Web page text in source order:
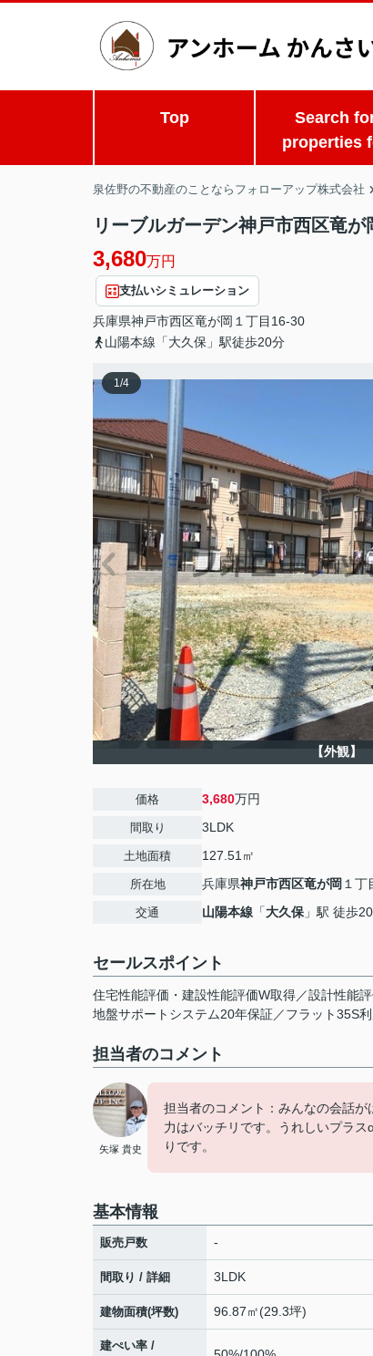
Top
Search
properties
泉佐野の不動産のことならフォローアップ株式会社
リーブルガーデン神戸市西区竜が
3,680万円
支払いシミュレーション
兵庫県神戸市西区竜が岡 １丁目16-30
山陽本線「大久保」駅徒歩20分
1/4
【外観】
価格 3,680万円
間取り 3LDK
土地面積 127.51㎡
所在地 兵庫県神戸市西区竜が岡 １丁
交通 山陽本線 「大久保 」駅 徒歩
セールスポイント
住宅性能評価・建設性能評価W取得／設計性能
地盤サポートシステム20年保証／フラット35S
担当者のコメント
矢塚 貴史
担当者のコメント：みんなの会話
力はバッチリです。うれしいプラ
りです。
基本情報
販売戸数 -
間取り / 詳細 3LDK
建物面積(坪数) 96.87㎡(29.3坪)
建ぺい率 /